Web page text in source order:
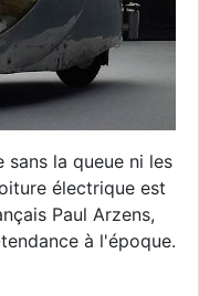
sans la queue ni les
électrique est
Paul Arzens,
à l'époque.